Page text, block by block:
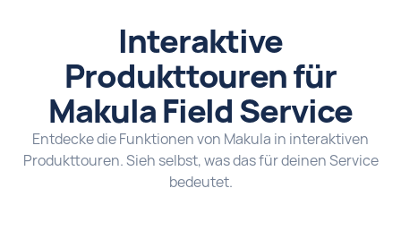
Interaktive
Produkttouren für
Makula Field Service
Entdecke die Funktionen von Makula in interaktiven
Produkttouren. Sieh selbst, was das für deinen Service
bedeutet.